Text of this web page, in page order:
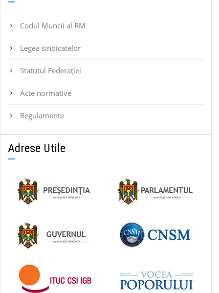
Codul Muncii al RM
Legea sindicatelor
Statutul Federaţiei
Acte normative
Regulamente
Adrese Utile